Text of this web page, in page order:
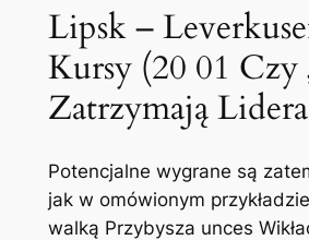
Lipsk –
Kursy (20 01 Czy
Zatrzymają
Potencjalne wygrane są
jak w omówionym
walką Przybysza unces